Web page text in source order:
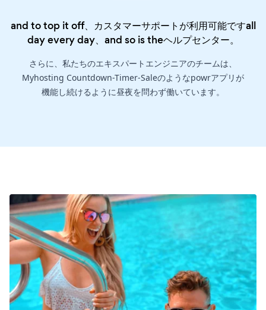
and to top it off、カスタマーサポートが利用可能ですall
day every day、and so is theヘルプセンター。
さらに、私たちのエキスパートエンジニアのチームは、
Myhosting Countdown-Timer-Saleのようなpowrアプリが
機能し続けるように昼夜を問わず働いています。